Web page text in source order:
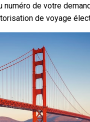
de votre
de voyage